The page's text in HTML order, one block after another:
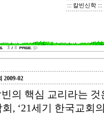
::: 칼빈신학 :::
3 8
2009-02
의 핵심 교리라는 것
, ‘21세기 한국교회